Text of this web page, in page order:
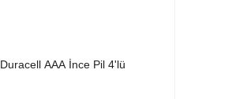
Duracell AAA İnce Pil 4'lü